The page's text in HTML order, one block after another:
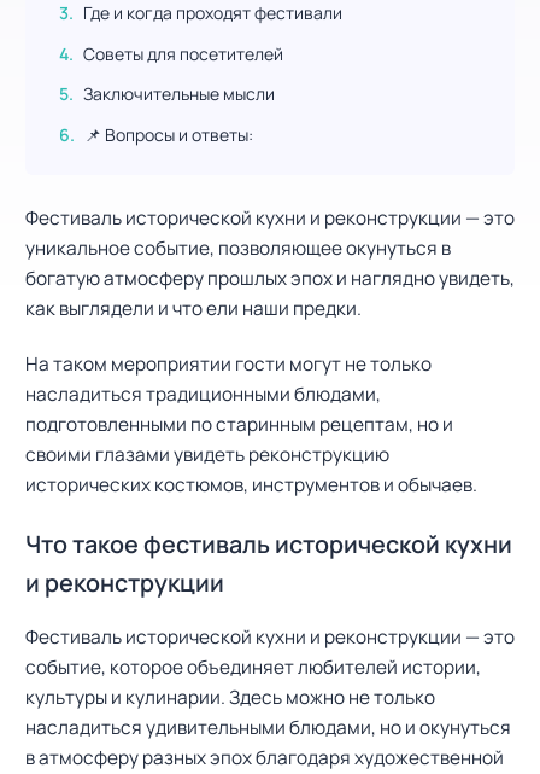
Фестиваль исторической кухни и реконструкции — это
уникальное событие, позволяющее окунуться в
богатую атмосферу прошлых эпох и наглядно увидеть,
как выглядели и что ели наши предки.
На таком мероприятии гости могут не только
насладиться традиционными блюдами,
подготовленными по старинным рецептам, но и
своими глазами увидеть реконструкцию
исторических костюмов, инструментов и обычаев.
Что такое фестиваль исторической кухни
и реконструкции
Фестиваль исторической кухни и реконструкции — это
событие, которое объединяет любителей истории,
культуры и кулинарии. Здесь можно не только
насладиться удивительными блюдами, но и окунуться
в атмосферу разных эпох благодаря художественной
Где и когда проходят фестивали
Советы для посетителей
Заключительные мысли
📌 Вопросы и ответы: